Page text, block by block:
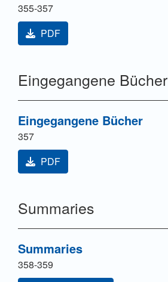
355-357
PDF
Eingegangene Bücher
Eingegangene Bücher
357
PDF
Summaries
Summaries
358-359